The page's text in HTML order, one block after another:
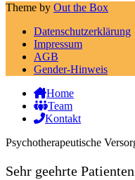
Theme by Out the Box
Datenschutz­erklärung
Impressum
AGB
Gender-Hinweis
Home
Team
Kontakt
Psychotherapeutische
Sehr geehrte